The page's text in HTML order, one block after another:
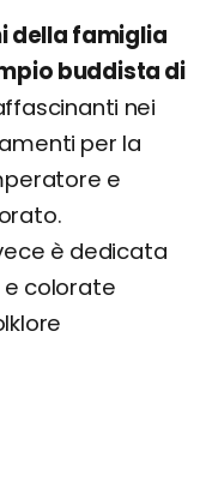
della famiglia
buddista di
nei
per la
e
è dedicata
e colorate